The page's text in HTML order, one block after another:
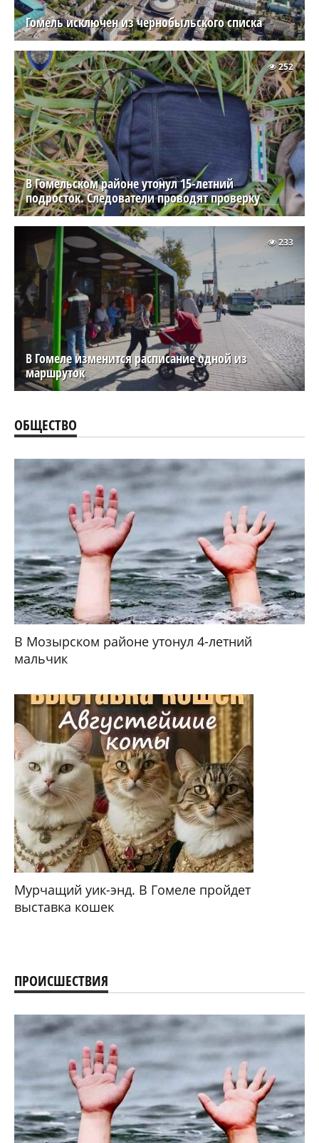
Гомель исключен из чернобыльского списка
В Гомельском районе утонул 15-летний
подросток. Следователи проводят проверку
252
В Гомеле изменится расписание одной из
маршруток
233
ОБЩЕСТВО
В Мозырском районе утонул 4-летний
мальчик
Мурчащий уик-энд. В Гомеле пройдет
выставка кошек
ПРОИСШЕСТВИЯ